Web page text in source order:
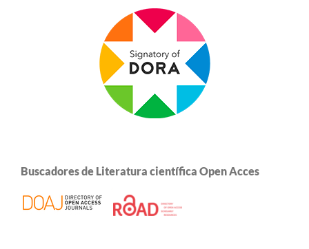
Buscadores de Literatura científica Open Acces